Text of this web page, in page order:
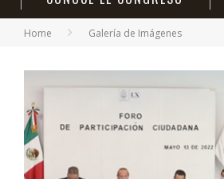
Home Galería de Imágenes